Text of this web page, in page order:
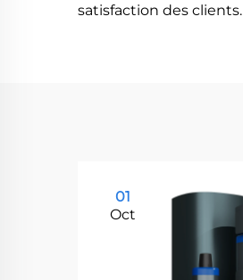
satisfaction des clients.
01
Oct